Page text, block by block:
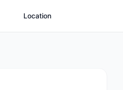
Location